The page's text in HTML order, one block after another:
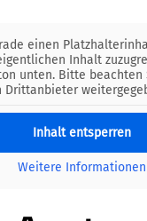
einen
Inhalt
unten. Bitte beachten
Drittanbieter
Inhalt entsperren
Weitere Informationen